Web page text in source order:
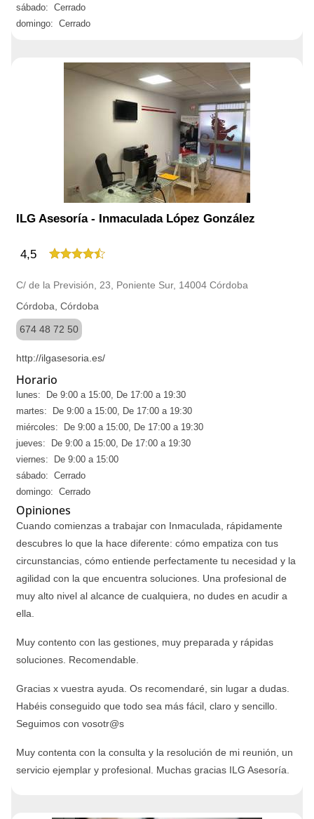
sábado: Cerrado
domingo: Cerrado
ILG Asesoría - Inmaculada López González
4,5
C/ de la Previsión, 23, Poniente Sur, 14004 Córdoba
Córdoba, Córdoba
674 48 72 50
http://ilgasesoria.es/
Horario
lunes: De 9:00 a 15:00, De 17:00 a 19:30
martes: De 9:00 a 15:00, De 17:00 a 19:30
miércoles: De 9:00 a 15:00, De 17:00 a 19:30
jueves: De 9:00 a 15:00, De 17:00 a 19:30
viernes: De 9:00 a 15:00
sábado: Cerrado
domingo: Cerrado
Opiniones
Cuando comienzas a trabajar con Inmaculada, rápidamente
descubres lo que la hace diferente: cómo empatiza con tus
circunstancias, cómo entiende perfectamente tu necesidad y la
agilidad con la que encuentra soluciones. Una profesional de
muy alto nivel al alcance de cualquiera, no dudes en acudir a
ella.
Muy contento con las gestiones, muy preparada y rápidas
soluciones. Recomendable.
Gracias x vuestra ayuda. Os recomendaré, sin lugar a dudas.
Habéis conseguido que todo sea más fácil, claro y sencillo.
Seguimos con vosotr@s
Muy contenta con la consulta y la resolución de mi reunión, un
servicio ejemplar y profesional. Muchas gracias ILG Asesoría.